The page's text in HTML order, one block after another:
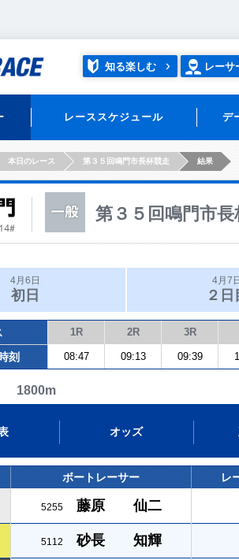
知る楽しむ レーサ
レーススケジュール デ
本日のレース 第３５回鳴門市長杯競走 結果
第３５回鳴門市長
4月6日
初日
4月7
２日
1R 2R 3R
刻 08:47 09:13 09:39
オッズ
ボートレーサー レ
5255 藤原 仙二
5112 砂長 知輝